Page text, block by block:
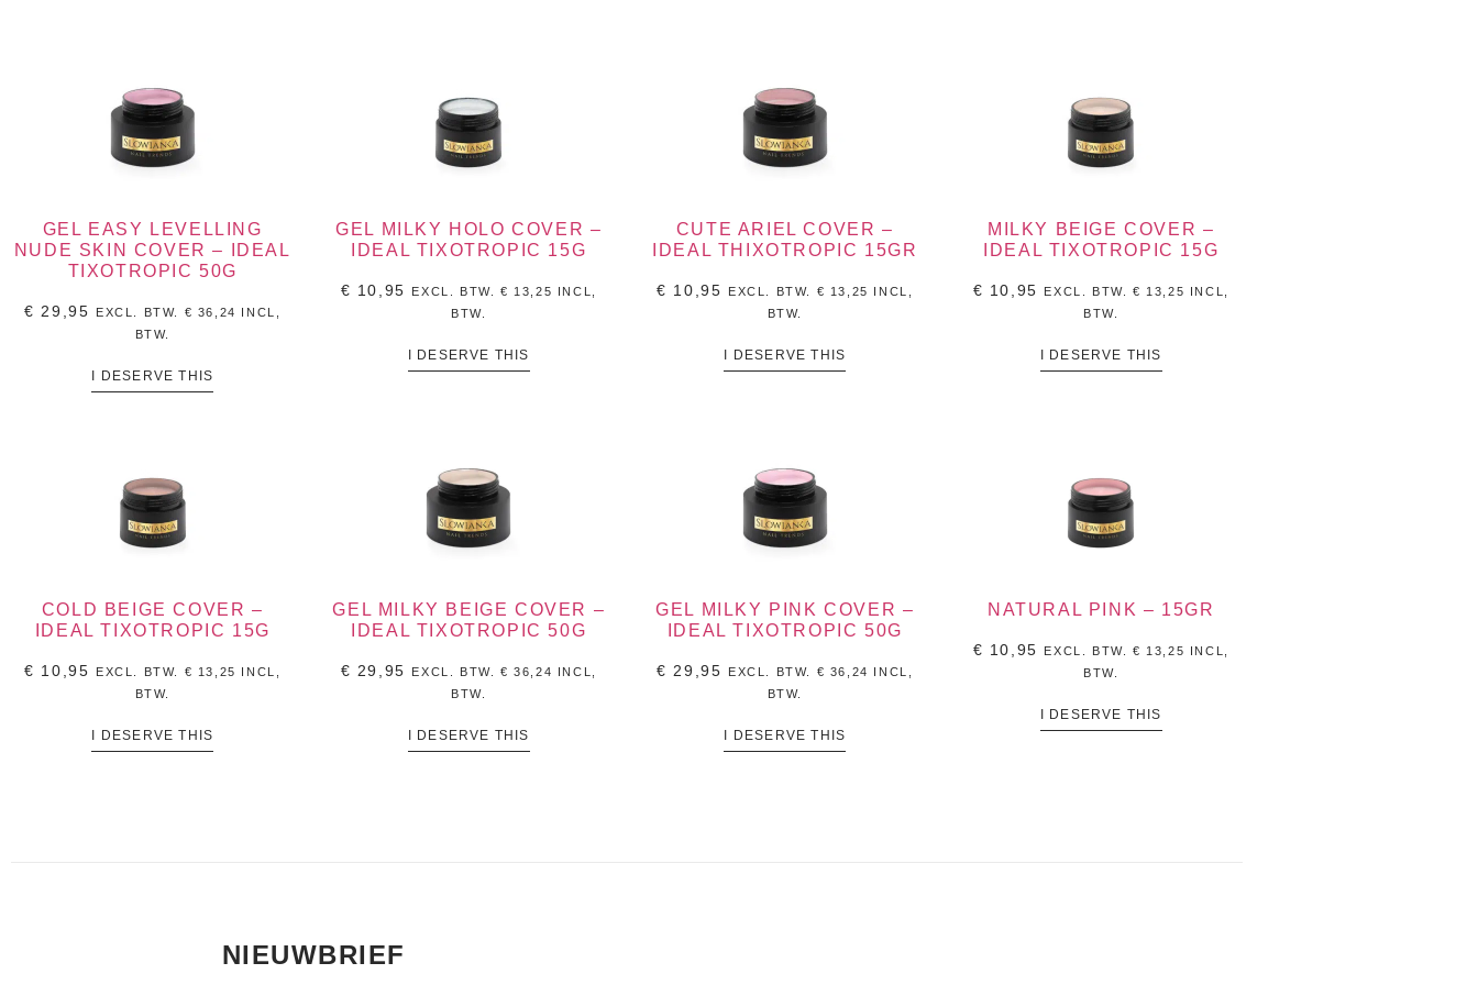
GEL EASY LEVELLING
NUDE SKIN COVER – IDEAL
TIXOTROPIC 50G
€ 29,95 EXCL. BTW. € 36,24 INCL,
BTW.
I DESERVE THIS
GEL MILKY HOLO COVER –
IDEAL TIXOTROPIC 15G
€ 10,95 EXCL. BTW.€ 13,25 INCL,
BTW.
I DESERVE THIS
CUTE ARIEL COVER –
IDEAL THIXOTROPIC 15GR
€ 10,95 EXCL. BTW. € 13,25 INCL,
BTW.
I DESERVE THIS
MILKY BEIGE COVER –
IDEAL TIXOTROPIC 15G
€ 10,95 EXCL. BTW.€ 13,25 INCL,
BTW.
I DESERVE THIS
COLD BEIGE COVER –
IDEAL TIXOTROPIC 15G
€ 10,95 EXCL. BTW. € 13,25 INCL,
BTW.
I DESERVE THIS
GEL MILKY BEIGE COVER –
IDEAL TIXOTROPIC 50G
€ 29,95 EXCL. BTW.€ 36,24 INCL,
BTW.
I DESERVE THIS
GEL MILKY PINK COVER –
IDEAL TIXOTROPIC 50G
€ 29,95 EXCL. BTW. € 36,24 INCL,
BTW.
I DESERVE THIS
NATURAL PINK – 15GR
€ 10,95 EXCL. BTW.€ 13,25 INCL,
BTW.
I DESERVE THIS
NIEUWBRIEF